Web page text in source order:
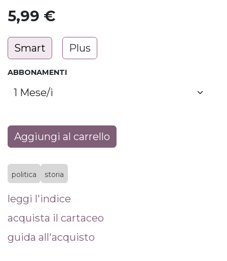
5,99 €
Smart Plus
ABBONAMENTI
Aggiungi al carrello
politica storia
leggi l'indice
acquista il cartaceo
guida all'acquisto